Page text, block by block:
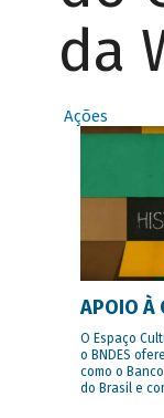
da
Ações
APOIO À
O Espaço
o BNDES
como o
do Brasil e